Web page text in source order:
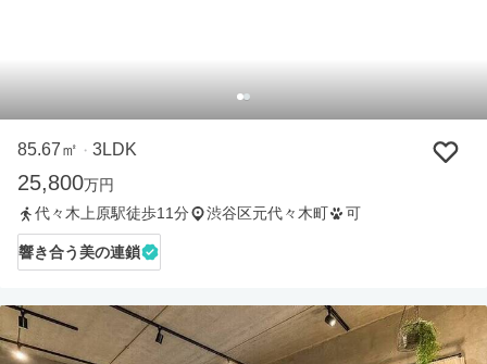
85.67㎡ ・ 3LDK
25,800万円
代々木上原駅徒歩11分
渋谷区元代々木町 可
響き合う美の連鎖